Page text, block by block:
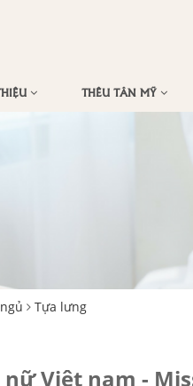
THÊU TÂN MỸ
Tựa lưng
Việt nam -